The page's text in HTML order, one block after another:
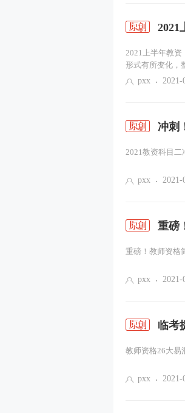
2021
2021上半年教
形式有所变化，
pxx
2021-
冲刺
2021教资科目二
pxx 2021-
重磅
重磅！教师资格
pxx 2021-
临考
教师资格26大易
pxx 2021-